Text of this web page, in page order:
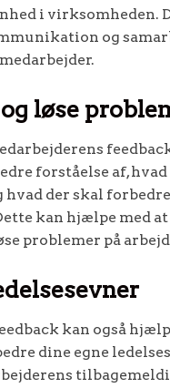
i virksomheden.
og
løse
forståelse af, hvad
hvad der skal
kan hjælpe med at
problemer på
kan også
dine egne